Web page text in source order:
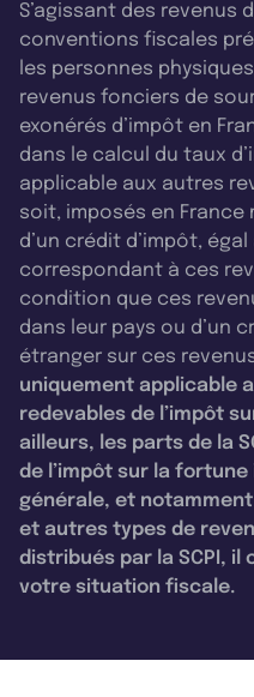
S’agissant des revenus
conventions fiscales
les personnes
revenus fonciers de
exonérés d’impôt en
dans le calcul du taux
applicable aux autres
soit, imposés en
d’un crédit d’impôt,
correspondant à ces
condition que ces
dans leur pays ou d’un
étranger sur ces
uniquement applicable
redevables de l’impôt
ailleurs, les parts de la
de l’impôt sur la
générale, et
et autres types de
distribués par la SCPI,
votre situation fiscale.